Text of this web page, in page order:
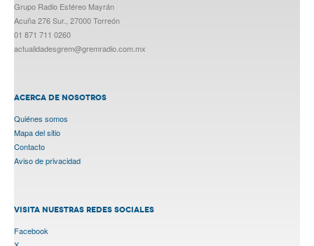
Grupo Radio Estéreo Mayrán
Acuña 276 Sur., 27000 Torreón
01 871 711 0260
actualidadesgrem@gremradio.com.mx
ACERCA DE NOSOTROS
Quiénes somos
Mapa del sitio
Contacto
Aviso de privacidad
VISITA NUESTRAS REDES SOCIALES
Facebook